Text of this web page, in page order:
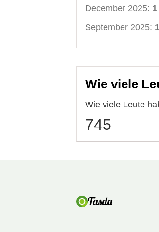
December 2025: 1
September 2025: 1
Wie viele
Wie viele Leute
745